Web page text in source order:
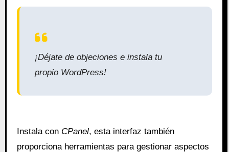
¡Déjate de objeciones e instala tu
propio WordPress!
Instala con CPanel, esta interfaz también
proporciona herramientas para gestionar aspectos